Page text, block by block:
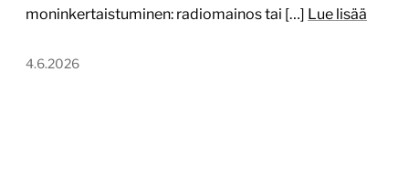
moninkertaistuminen: radiomainos tai […] Lue lisää
4.6.2026